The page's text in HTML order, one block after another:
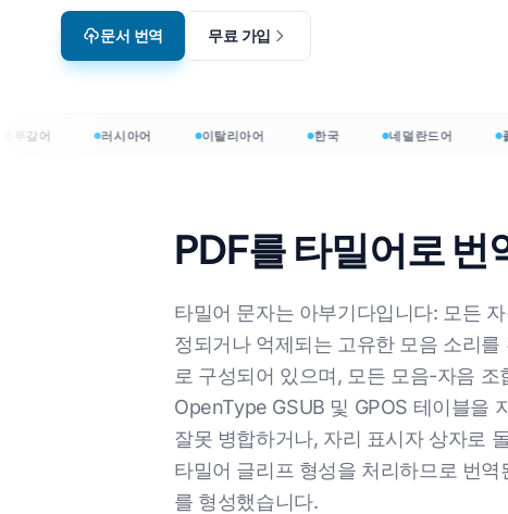
영어에서 인도네시아어로
문서 번역 무료 가입
어 러시아어 이탈리아어 한국 네덜란드어 폴
PDF를 타밀어로 번
타밀어 문자는 아부기다입니다: 모든
정되거나 억제되는 고유한 모음 소리
로 구성되어 있으며, 모든 모음-자음
OpenType GSUB 및 GPOS 테이블을
잘못 병합하거나, 자리 표시자 상자로
타밀어 글리프 형성을 처리하므로 번
를 형성했습니다.